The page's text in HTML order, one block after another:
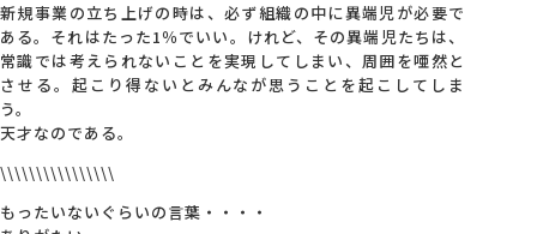
新規事業の立ち上げの時は、必ず組織の中に異端児が必要で
ある。それはたった1％でいい。けれど、その異端児たちは、
常識では考えられないことを実現してしまい、周囲を唖然と
させる。起こり得ないとみんなが思うことを起こしてしま
う。
天才なのである。
\\\\\\\\\\\\\\\\
もったいないぐらいの言葉・・・・